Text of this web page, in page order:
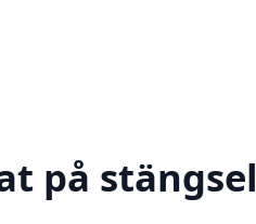
på stängsel